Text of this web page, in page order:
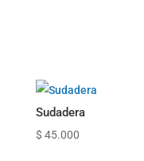
Sudadera
$ 45.000